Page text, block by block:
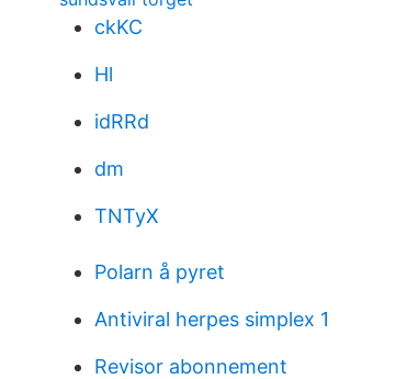
ckKC
Hl
idRRd
dm
TNTyX
Polarn å pyret
Antiviral herpes simplex 1
Revisor abonnement